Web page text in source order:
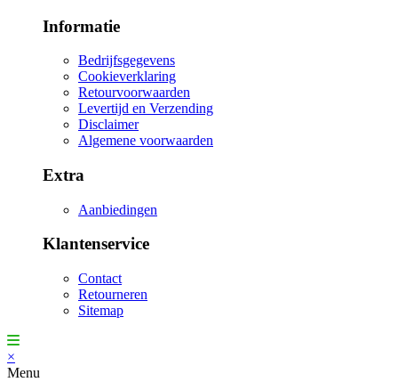
Informatie
Bedrijfsgegevens
Cookieverklaring
Retourvoorwaarden
Levertijd en Verzending
Disclaimer
Algemene voorwaarden
Extra
Aanbiedingen
Klantenservice
Contact
Retourneren
Sitemap
×
Menu